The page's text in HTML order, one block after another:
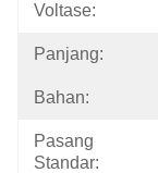
Voltase:
Panjang:
Bahan:
Pasang
Standar: